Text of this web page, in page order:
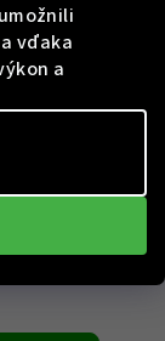
vďaka
a
TW2063